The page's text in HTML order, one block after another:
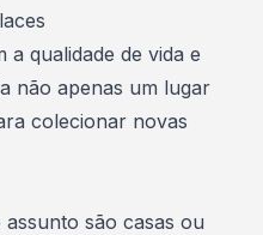
a qualidade de vida e
não apenas um lugar
colecionar novas
são casas ou